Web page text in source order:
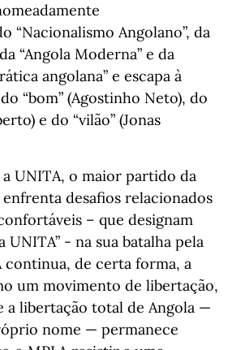
“Nacionalismo Angolano”, da
“Angola Moderna” e da
angolana” e escapa à
“bom” (Agostinho Neto), do
e do “vilão” (Jonas
UNITA, o maior partido da
desafios relacionados
– que designam
UNITA” - na sua batalha pela
continua, de certa forma, a
um movimento de libertação,
a libertação total de Angola —
nome — permanece